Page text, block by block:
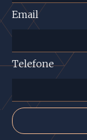
Email
Telefone